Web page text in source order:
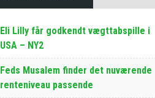
Eli Lilly får godkendt vægttabspille i
USA – NY2
Feds Musalem finder det nuværende
renteniveau passende